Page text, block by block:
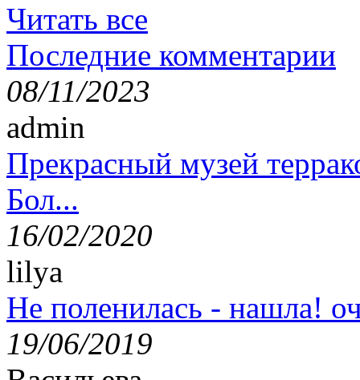
Читать все
Последние комментарии
08/11/2023
admin
Прекрасный музей
Бол...
16/02/2020
lilya
Не поленилась - нашла!
19/06/2019